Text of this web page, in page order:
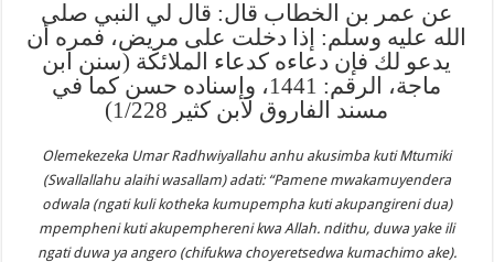
عن عمر بن الخطاب قال: قال لي النبي صلى
الله عليه وسلم: إذا دخلت على مريض، فمره أن
يدعو لك فإن دعاءه كدعاء الملائكة (سنن ابن
ماجة، الرقم: 1441، وإسناده حسن كما في
مسند الفاروق لابن كثير 1/228)
Olemekezeka Umar Radhwiyallahu anhu akusimba kuti Mtumiki
(Swallallahu alaihi wasallam) adati: “Pamene mwakamuyendera
odwala (ngati kuli kotheka kumupempha kuti akupangireni dua)
mpempheni kuti akupemphereni kwa Allah. ndithu, duwa yake ili
ngati duwa ya angero (chifukwa choyeretsedwa kumachimo ake).